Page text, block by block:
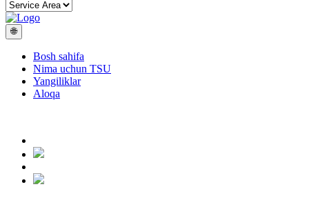
🌐
Bosh sahifa
Nima uchun TSU
Yangiliklar
Aloqa